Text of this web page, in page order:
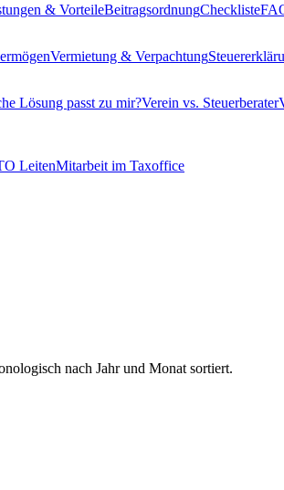
& VorteileBeitragsordnungCheckliste
Vermietung & Verpachtung
Lösung passt zu mir?Verein vs. Steuerberater
LeitenMitarbeit im Taxoffice
nach Jahr und Monat sortiert.